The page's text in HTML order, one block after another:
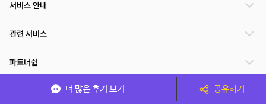
더 많은 후기 보기 공유하기
서비스 안내
관련 서비스
파트너쉽
서비스 제공 국가